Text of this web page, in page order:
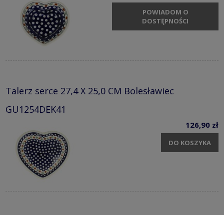
POWIADOM O
DOSTĘPNOŚCI
Talerz serce 27,4 X 25,0 CM Bolesławiec
GU1254DEK41
126,90 zł
DO KOSZYKA